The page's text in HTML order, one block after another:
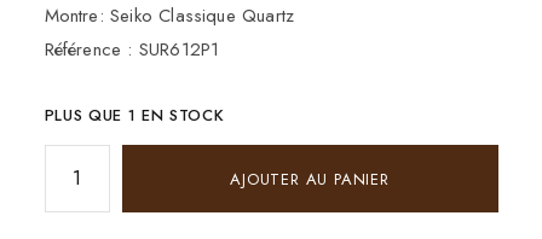
Montre: Seiko Classique Quartz
Référence : SUR612P1
PLUS QUE 1 EN STOCK
AJOUTER AU PANIER